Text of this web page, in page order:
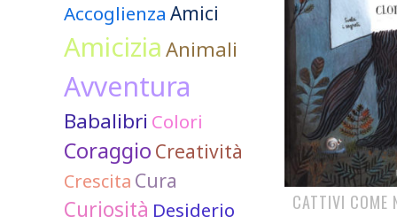
CATTIVI COME
Accoglienza Amici
Amicizia Animali
Avventura
Babalibri Colori
Coraggio Creatività
Crescita Cura
Curiosità Desiderio